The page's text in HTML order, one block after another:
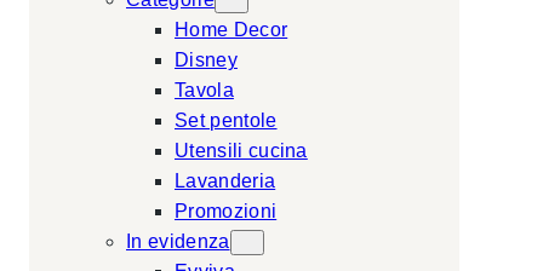
s
Home Decor
Disney
Tavola
Set pentole
Utensili cucina
Lavanderia
Promozioni
In evidenza